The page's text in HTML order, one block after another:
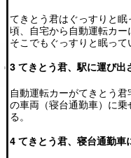
てきとう君はぐっすりと
頃、自宅から自動運転カ
そこでもぐっすりと眠って
3 てきとう君、駅に運び出
自動運転カーがてきとう
の車両（寝台通勤車）に
る。
4 てきとう君、寝台通勤車